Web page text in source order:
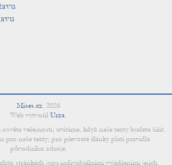
Mises.cz, 2026
Web vytvořil Urza.
veřejnosti; uvítáme, když naše texty budete šířit.
pro naše texty; pro převzaté články platí pravidla
původního zdroje.
stránkách jsou individuálními vyjádřeními jejich